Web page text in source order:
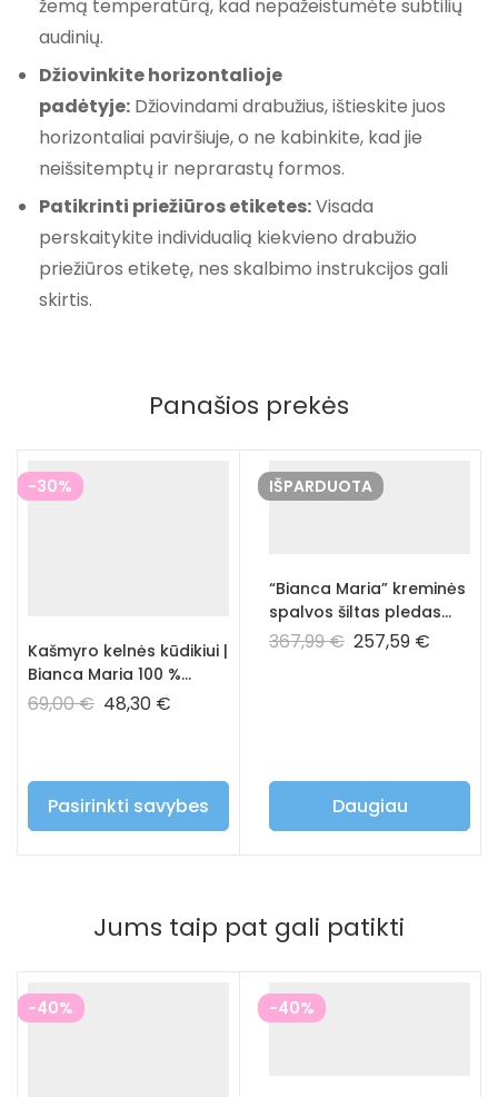
žemą temperatūrą, kad nepažeistumėte subtilių
audinių.
Džiovinkite horizontalioje
padėtyje: Džiovindami drabužius, ištieskite juos
horizontaliai paviršiuje, o ne kabinkite, kad jie
neišsitemptų ir neprarastų formos.
Patikrinti priežiūros etiketes:Visada
perskaitykite individualią kiekvieno drabužio
priežiūros etiketę, nes skalbimo instrukcijos gali
skirtis.
Panašios prekės
-30%
Kašmyro kelnės kūdikiui |
Bianca Maria 100 %
hipoalerginės vaikiškos
69,00€ 48,30 €
Pasirinkti savybes
IŠPARDUOTA
“Bianca Maria” kreminės
spalvos šiltas pledas
100% kašmyras
367,99€ 257,59 €
Daugiau
Jums taip pat gali patikti
-40% -40%